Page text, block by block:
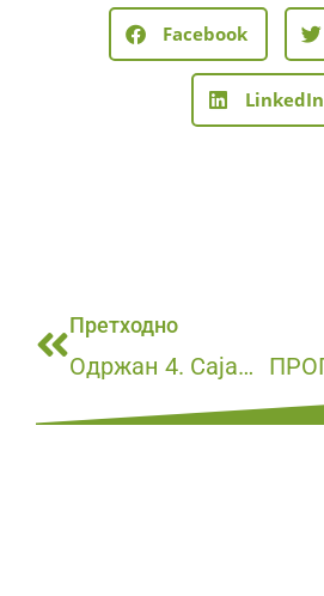
Facebook
LinkedIn
Претходно
Одржан 4. Сајам цвећа у Кучеву